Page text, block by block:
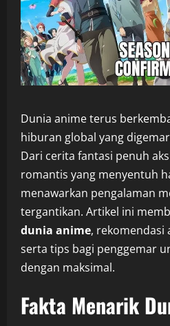
Dunia anime terus
hiburan global yang
Dari cerita fantasi penuh
romantis yang menyentuh
menawarkan pengalaman
tergantikan. Artikel ini
dunia anime, rekomendasi
serta tips bagi penggemar
dengan maksimal.
Fakta Menarik